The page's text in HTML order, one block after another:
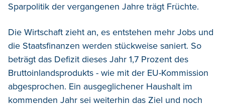
Sparpolitik der vergangenen Jahre trägt Früchte.
Die Wirtschaft zieht an, es entstehen mehr Jobs und
die Staatsfinanzen werden stückweise saniert. So
beträgt das Defizit dieses Jahr 1,7 Prozent des
Bruttoinlandsprodukts - wie mit der EU-Kommission
abgesprochen. Ein ausgeglichener Haushalt im
kommenden Jahr sei weiterhin das Ziel und noch